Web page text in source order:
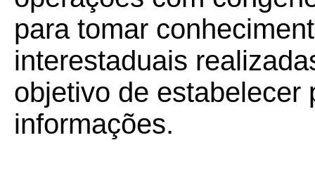
para tomar
interestaduais
objetivo de estabelecer
informações.